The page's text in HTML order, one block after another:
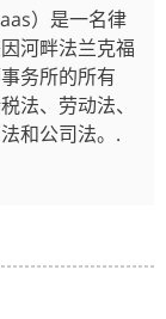
）是一名律
河畔法兰克福
务所的所有
法、劳动法、
和公司法。.